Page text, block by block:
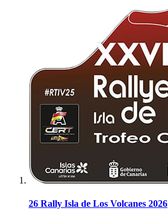
26 Rally Isla de Los Volcanes 2026